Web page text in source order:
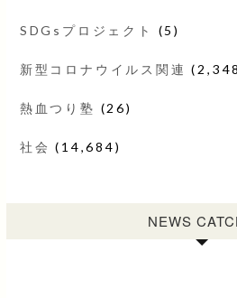
SDGsプロジェクト (5)
新型コロナウイルス関連
熱血つり塾 (26)
社会 (14,684)
NEWS